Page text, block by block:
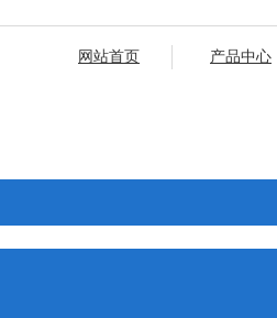
网站首页 产品中心